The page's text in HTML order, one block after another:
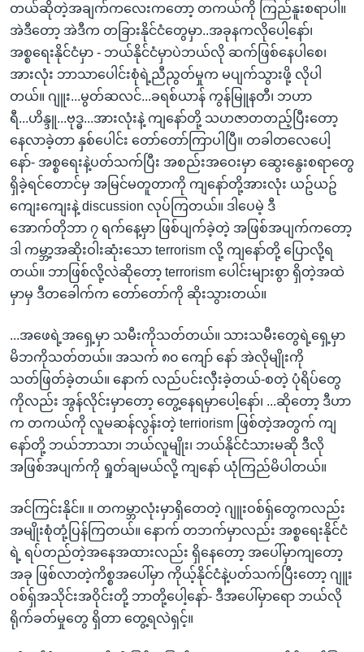
တယ်ဆိုတဲ့အချက်ကလေးကတော့ တကယ်ကို ကြည်နူးစရာပါ။
အဲဒီတော့ အဲဒီက တခြားနိုင်ငံတွေမှာ..အခုနကလိုပေါ့နော်၊
အစ္စရေးနိုင်ငံမှာ - ဘယ်နိုင်ငံမှာပဲ​ဘယ်လို ဆက်ဖြစ်နေပါစေ၊
အားလုံး ဘာသာပေါင်းစုံရဲ့ညီညွတ်မှုက မပျက်သွားဖို့ လိုပါ
တယ်။ ဂျူး...မွတ်ဆလင်...ခရစ်ယာန် ကွန်မြူနတီ၊ ဘဟာ
ရီ...ဟိန္ဒူ...ဗုဒ္ဓ...အားလုံးနဲ့ ကျနော်တို့ သဟဇာတတည့်ပြီးတော့
နေလာခဲ့တာ နှစ်ပေါင်း တော်တော်ကြာပါပြီ။​ တခါတလေပေါ့
နော်- အစ္စရေးနဲ့ပတ်သက်ပြီး အစည်းအဝေးမှာ ဆွေးနွေးစရာတွေ
ရှိခဲ့ရင်တောင်မှ အမြင်မတူတာကို ကျနော်တို့အားလုံး ယဥ်ယဥ်
ကျေးကျေးနဲ့ discussion လုပ်ကြတယ်။​ ဒါပေမဲ့ ဒီ
အောက်တိုဘာ ၇ ရက်နေ့မှာ ဖြစ်ပျက်ခဲ့တဲ့ အဖြစ်အပျက်ကတော့
ဒါ ကမ္ဘာ့အဆိုးဝါးဆုံးသော terrorism လို့ ကျနော်တို့ ပြောလို့ရ
တယ်။ ဘာဖြစ်လို့လဲဆိုတော့ terrorism ပေါင်းများစွာ ရှိတဲ့အထဲ
မှာမှ ဒီတခေါက်က တော်တော်ကို ဆိုးသွားတယ်။
...အဖေရဲ့အရှေ့မှာ သမီးကိုသတ်တယ်။ သားသမီးတွေရဲ့ရှေ့မှာ
မိဘကိုသတ်တယ်။ အသက် ၈၀ ကျော် နော် အဲလိုမျိုးကို
သတ်ဖြတ်ခဲ့တယ်။ နောက် လည်ပင်းလှီးခဲ့တယ်-စတဲ့ ပုံရိပ်တွေ
ကိုလည်း အွန်လိုင်းမှာတော့ တွေ့နေရမှာပေါ့နော်၊ ...ဆိုတော့ ဒီဟာ
က တကယ်ကို လူမဆန်လွန်းတဲ့ terriorism ဖြစ်တဲ့အတွက် ကျ
နော်တို့ ဘယ်ဘာသာ၊ ဘယ်လူမျိုး၊ ဘယ်နိုင်ငံသားမဆို ဒီလို
အဖြစ်အပျက်ကို ရှုတ်ချမယ်လို့ ကျနော် ယုံကြည်မိပါတယ်။
အင်ကြင်းနိုင်။ ။ တကမ္ဘာလုံးမှာရှိတေတဲ့ ဂျူးဝစ်ရှ်တွေကလည်း
အမျိုးစုံတုံ့ပြန်ကြတယ်။ နောက် တဘက်မှာလည်း အစ္စရေးနိုင်ငံ
ရဲ့ ရပ်တည်တဲ့အနေအထားလည်း ရှိနေတော့ အပေါ်မှာကျတော့
အခု ဖြစ်လာတဲ့ကိစ္စအပေါ်မှာ ကိုယ့်နိုင်ငံနဲ့ပတ်သက်ပြီးတော့ ဂျူး
ဝစ်ရှ်အသိုင်းအဝိုင်းတို့ ဘာတို့ပေါ့နော်- ဒီအပေါ်မှာရော ဘယ်လို
ရိုက်ခတ်မှုတွေ ရှိတာ တွေ့ရလဲရှင့်။